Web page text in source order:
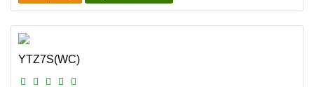
YTZ7S(WC)